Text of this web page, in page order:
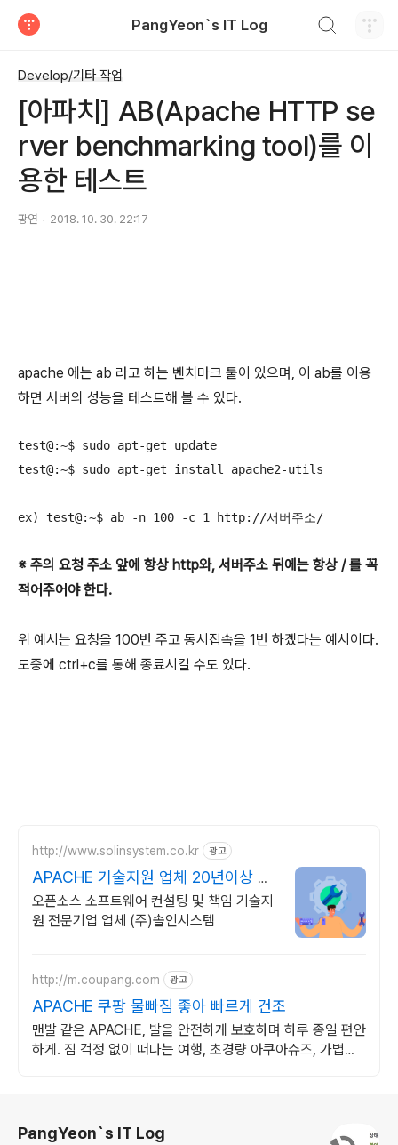
PangYeon`s IT Log
Develop/기타 작업
[아파치] AB(Apache HTTP se
rver benchmarking tool)를 이
용한 테스트
팡연 2018. 10. 30. 22:17
apache 에는 ab 라고 하는 벤치마크 툴이 있으며, 이 ab를 이용
하면 서버의 성능을 테스트해 볼 수 있다.
test@:~$ sudo apt-get update
test@:~$ sudo apt-get install apache2-utils
※ 주의 요청 주소 앞에 항상 http와, 서버주소 뒤에는 항상 / 를 꼭
적어주어야 한다.
위 예시는 요청을 100번 주고 동시접속을 1번 하곘다는 예시이다.
도중에 ctrl+c를 통해 종료시킬 수도 있다.
http://www.solinsystem.co.kr 광고
APACHE 기술지원 업체 20년이상 기
술지원 노하우
오픈소스 소프트웨어 컨설팅 및 책임 기술지
원 전문기업 업체 (주)솔인시스템
http://m.coupang.com 광고
APACHE 쿠팡 물빠짐 좋아 빠르게 건조
맨발 같은 APACHE, 발을 안전하게 보호하며 하루 종일 편안
하게. 짐 걱정 없이 떠나는 여행, 초경량 아쿠아슈즈, 가볍게
PangYeon`s IT Log